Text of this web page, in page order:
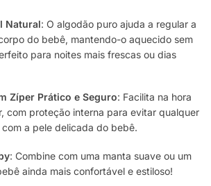
Natural: O algodão puro ajuda a regular a
do bebê, mantendo-o aquecido sem
para noites mais frescas ou dias
Zíper Prático e Seguro: Facilita na hora
com proteção interna para evitar qualquer
a pele delicada do bebê.
: Combine com uma manta suave ou um
ainda mais confortável e estiloso!